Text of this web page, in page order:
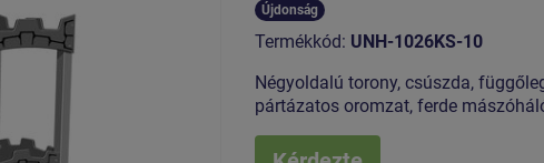
Újdonság
Termékkód: UNH-1026KS-10
Négyoldalú torony, csúszda,
pártázatos oromzat, ferde